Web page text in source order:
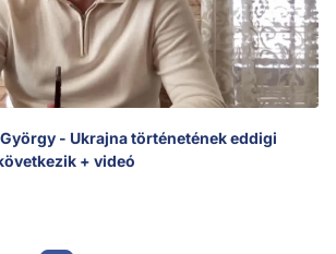
- Ukrajna történetének eddigi
+ videó